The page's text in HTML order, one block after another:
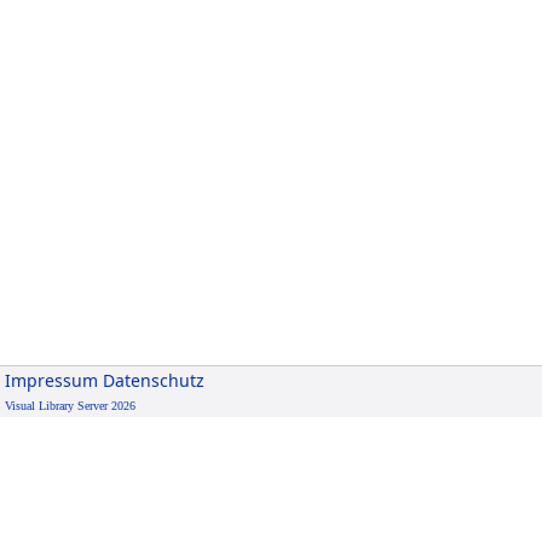
Impressum Datenschutz
Visual Library Server 2026